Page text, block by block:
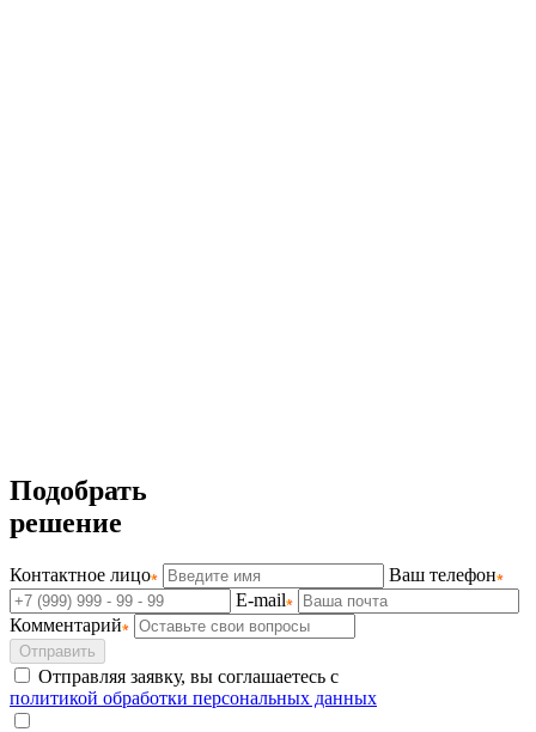
Подобрать
решение
Контактное лицо
Ваш телефон
E-mail
Комментарий
Отправить
Отправляя заявку, вы соглашаетесь с
политикой обработки персональных данных